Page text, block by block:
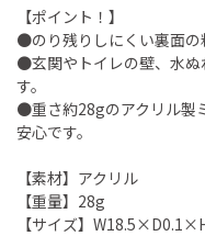
【ポイント！】
●のり残りしにくい裏面の
●玄関やトイレの壁、水ぬ
す。
●重さ約28gのアクリル製
安心です。
【素材】アクリル
【重量】28g
【サイズ】